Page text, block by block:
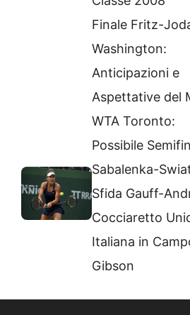
Finale Fritz-
Washington:
Anticipazioni e
Aspettative del
WTA Toronto:
Possibile
Sabalenka-
Sfida Gauff-
Cocciaretto
Italiana in
Gibson